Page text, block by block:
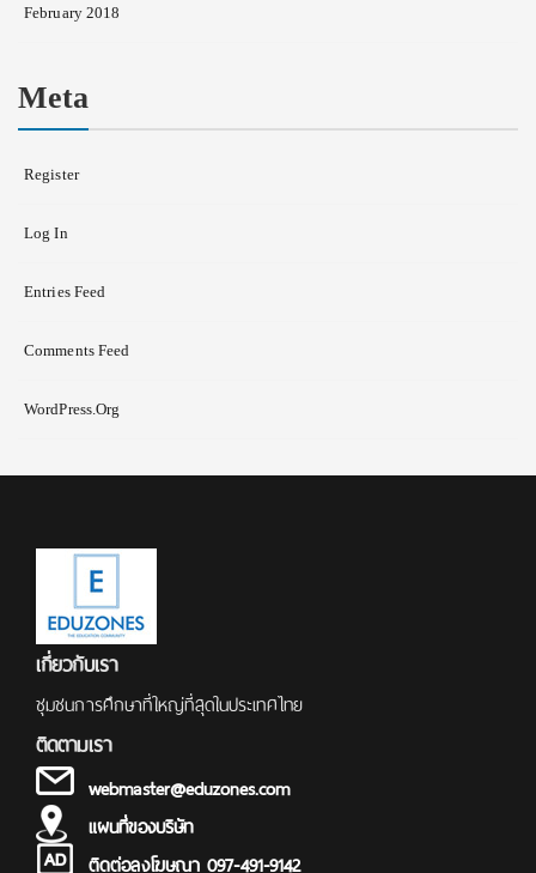
February 2018
Meta
Register
Log In
Entries Feed
Comments Feed
WordPress.org
เกี่ยวกับเรา
ชุมชนการศึกษาที่ใหญ่ที่สุดในประเทศไทย
ติดตามเรา
webmaster@eduzones.com
แผนที่ของบริษัท
ติดต่อลงโฆษณา 097-491-9142